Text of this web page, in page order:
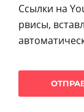
Ссылки на
рвисы,